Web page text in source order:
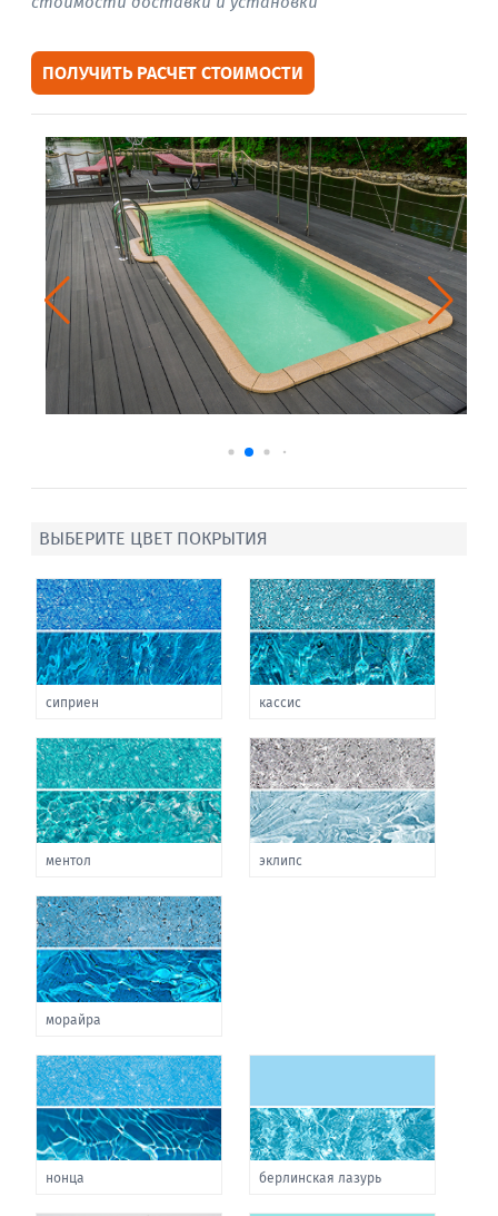
ПОЛУЧИТЬ РАСЧЕТ СТОИМОСТИ
ВЫБЕРИТЕ ЦВЕТ ПОКРЫТИЯ
сиприен кассис
ментол эклипс
морайра
нонца берлинская лазурь